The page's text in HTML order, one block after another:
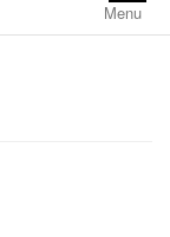
Menu